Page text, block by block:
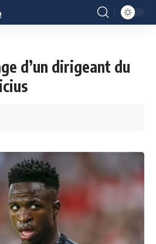
d’un dirigeant du